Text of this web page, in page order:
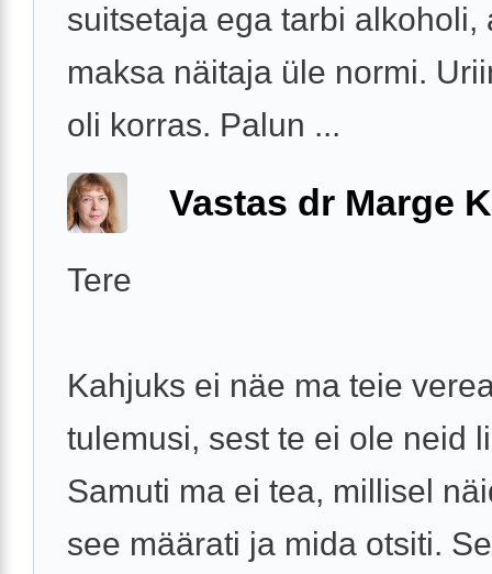
suitsetaja ega tarbi alkoholi,
maksa näitaja üle normi.
oli korras. Palun ...
Vastas dr Marge
Tere
Kahjuks ei näe ma teie
tulemusi, sest te ei ole neid
Samuti ma ei tea, millisel
see määrati ja mida otsiti.